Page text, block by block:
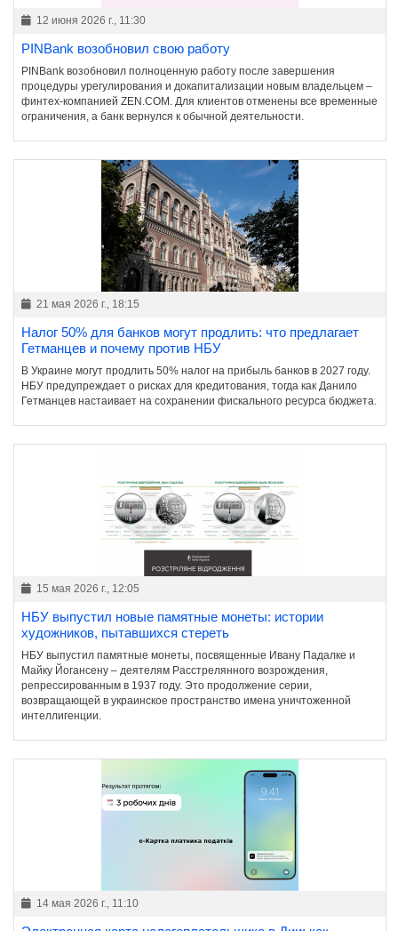
12 июня 2026 г., 11:30
PINBank возобновил свою работу
PINBank возобновил полноценную работу после завершения
процедуры урегулирования и докапитализации новым владельцем –
финтех-компанией ZEN.COM. Для клиентов отменены все временные
ограничения, а банк вернулся к обычной деятельности.
21 мая 2026 г., 18:15
Налог 50% для банков могут продлить: что предлагает
Гетманцев и почему против НБУ
В Украине могут продлить 50% налог на прибыль банков в 2027 году.
НБУ предупреждает о рисках для кредитования, тогда как Данило
Гетманцев настаивает на сохранении фискального ресурса бюджета.
15 мая 2026 г., 12:05
НБУ выпустил новые памятные монеты: истории
художников, пытавшихся стереть
НБУ выпустил памятные монеты, посвященные Ивану Падалке и
Майку Йогансену – деятелям Расстрелянного возрождения,
репрессированным в 1937 году. Это продолжение серии,
возвращающей в украинское пространство имена уничтоженной
интеллигенции.
14 мая 2026 г., 11:10